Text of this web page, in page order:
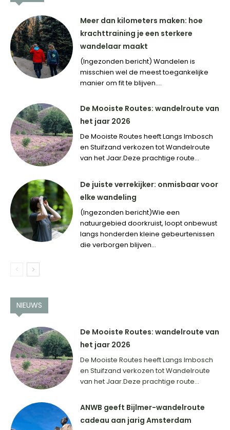
Meer dan kilometers maken: hoe
krachttraining je een sterkere
wandelaar maakt
(Ingezonden bericht) Wandelen is
misschien wel de meest toegankelijke
manier om fit te blijven....
De Mooiste Routes: wandelroute van
het jaar 2026
De Mooiste Routes heeft Langs Imbosch
en Stuifzand verkozen tot Wandelroute
van het Jaar.Deze prachtige route...
De juiste verrekijker: onmisbaar voor
elke wandeling
(Ingezonden bericht)Wie een
natuurgebied doorkruist, loopt onbewust
langs honderden kleine gebeurtenissen
die verborgen blijven...
NIEUWS
De Mooiste Routes: wandelroute van
het jaar 2026
De Mooiste Routes heeft Langs Imbosch
en Stuifzand verkozen tot Wandelroute
van het Jaar.Deze prachtige route...
ANWB geeft Bijlmer-wandelroute
cadeau aan jarig Amsterdam